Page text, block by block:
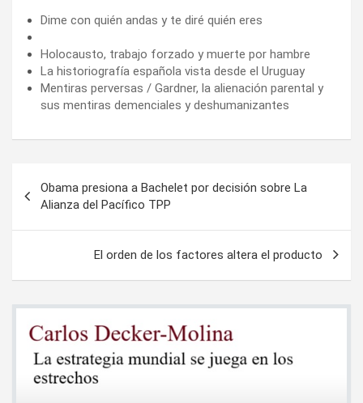
Dime con quién andas y te diré quién eres
Holocausto, trabajo forzado y muerte por hambre
La historiografía española vista desde el Uruguay
Mentiras perversas / Gardner, la alienación parental y
sus mentiras demenciales y deshumanizantes
de
entradas
Obama presiona a Bachelet por decisión sobre La
Alianza del Pacífico TPP
El orden de los factores altera el producto